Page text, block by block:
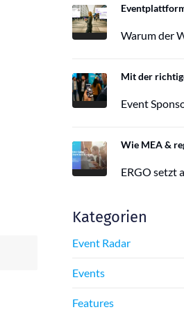
Kategorien
Event Radar
Events
Features